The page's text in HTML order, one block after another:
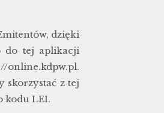
dzięki
do tej aplikacji
online.kdpw.pl.
skorzystać z tej
kodu LEI.